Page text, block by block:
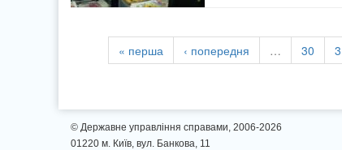
« перша ‹ попередня … 30
© Державне управління справами, 2006-2026
01220 м. Київ, вул. Банкова, 11